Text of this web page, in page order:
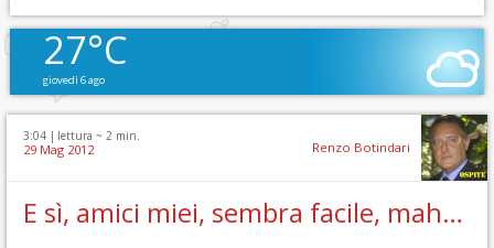
27°C
giovedì 6 ago
3:04 | lettura ~ 2 min.
29 Mag 2012 Renzo Botindari
E sì, amici miei, sembra facile, mah…